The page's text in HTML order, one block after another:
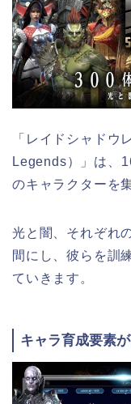
「レイドシャド
Legends）」は、
のキャラクターを
光と闇、それぞれ
間にし、彼らを訓
ていきます。
キャラ育成要素